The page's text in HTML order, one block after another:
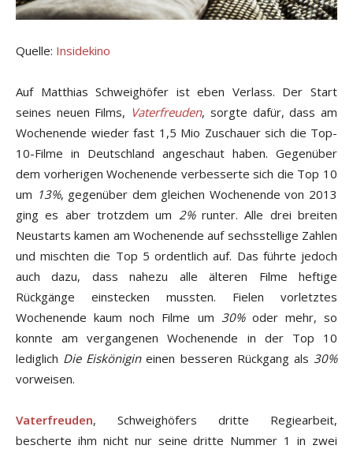
Quelle: Insidekino
Auf Matthias Schweighöfer ist eben Verlass. Der Start
seines neuen Films, Vaterfreuden, sorgte dafür, dass am
Wochenende wieder fast 1,5 Mio Zuschauer sich die Top-
10-Filme in Deutschland angeschaut haben. Gegenüber
dem vorherigen Wochenende verbesserte sich die Top 10
um 13%, gegenüber dem gleichen Wochenende von 2013
ging es aber trotzdem um 2%runter. Alle drei breiten
Neustarts kamen am Wochenende auf sechsstellige Zahlen
und mischten die Top 5 ordentlich auf. Das führte jedoch
auch dazu, dass nahezu alle älteren Filme heftige
Rückgänge einstecken mussten. Fielen vorletztes
Wochenende kaum noch Filme um 30%oder mehr, so
konnte am vergangenen Wochenende in der Top 10
lediglich Die Eiskönigineinen besseren Rückgang als 30%
vorweisen.
Vaterfreuden, Schweighöfers dritte Regiearbeit,
bescherte ihm nicht nur seine dritte Nummer 1 in zwei